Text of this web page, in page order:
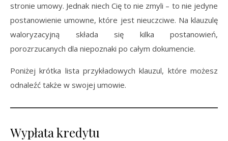
stronie umowy. Jednak niech Cię to nie zmyli – to nie jedyne
postanowienie umowne, które jest nieuczciwe. Na klauzulę
waloryzacyjną składa się kilka postanowień,
porozrzucanych dla niepoznaki po całym dokumencie.
Poniżej krótka lista przykładowych klauzul, które możesz
odnaleźć także w swojej umowie.
Wypłata kredytu